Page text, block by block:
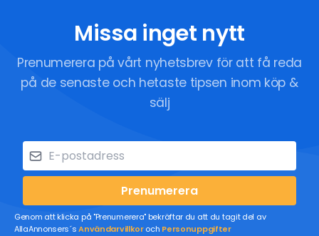
Missa inget nytt
Prenumerera på vårt nyhetsbrev för att få reda
på de senaste och hetaste tipsen inom köp &
sälj
Prenumerera
Genom att klicka på "Prenumerera" bekräftar du att du tagit del av
AllaAnnonsers´sAnvändarvillkoroch Personuppgifter